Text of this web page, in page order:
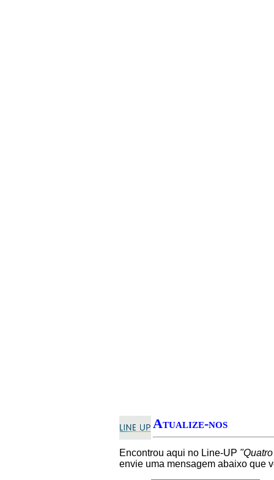
Atualize-nos
Encontrou aqui no Line-UP
envie uma mensagem abaixo que